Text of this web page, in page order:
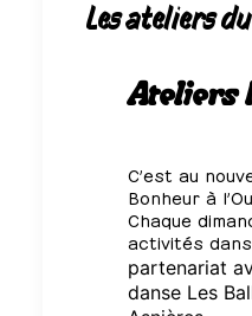
Les ateliers
Ateliers
C’est au
Bonheur à
Chaque
activités dans
partenariat
danse Les